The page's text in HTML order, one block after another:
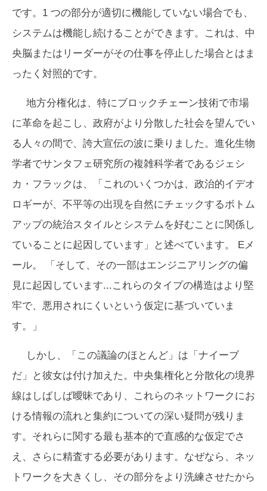
です。1 つの部分が適切に機能していない場合でも、
システムは機能し続けることができます。これは、中
央脳またはリーダーがその仕事を停止した場合とはま
ったく対照的です。
地方分権化は、特にブロックチェーン技術で市場
に革命を起こし、政府がより分散した社会を望んでい
る人々の間で、誇大宣伝の波に乗りました。進化生物
学者でサンタフェ研究所の複雑科学者であるジェシ
カ・フラックは、「これのいくつかは、政治的イデオ
ロギーが、不平等の出現を自然にチェックするボトム
アップの統治スタイルとシステムを好むことに関係し
ていることに起因しています」と述べています。 Eメ
ール。 「そして、その一部はエンジニアリングの偏
見に起因しています...これらのタイプの構造はより堅
牢で、悪用されにくいという仮定に基づいていま
す。」
しかし、「この議論のほとんど」は「ナイーブ
だ」と彼女は付け加えた。中央集権化と分散化の境界
線はしばしば曖昧であり、これらのネットワークにお
ける情報の流れと集約についての深い疑問が残りま
す。それらに関する最も基本的で直感的な仮定でさ
え、さらに精査する必要があります。なぜなら、ネッ
トワークを大きくし、その部分をより洗練させたから